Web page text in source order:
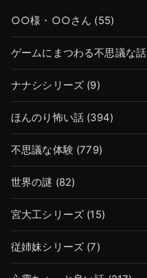
○○様・○○さん (55)
ゲームにまつわる不思議な話
ナナシシリーズ (9)
ほんのり怖い話 (394)
不思議な体験 (779)
世界の謎 (82)
宮大工シリーズ (15)
従姉妹シリーズ (7)